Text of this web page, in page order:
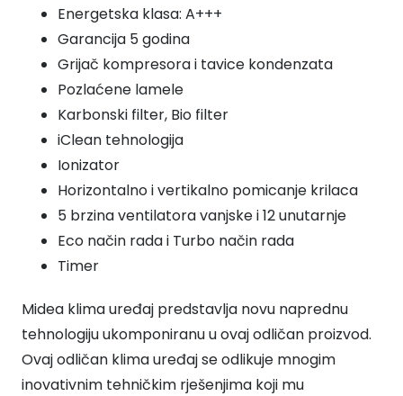
Energetska klasa: A+++
Garancija 5 godina
Grijač kompresora i tavice kondenzata
Pozlaćene lamele
Karbonski filter, Bio filter
iClean tehnologija
Ionizator
Horizontalno i vertikalno pomicanje krilaca
5 brzina ventilatora vanjske i 12 unutarnje
Eco način rada i Turbo način rada
Timer
Midea klima uređaj predstavlja novu naprednu
tehnologiju ukomponiranu u ovaj odličan proizvod.
Ovaj odličan klima uređaj se odlikuje mnogim
inovativnim tehničkim rješenjima koji mu